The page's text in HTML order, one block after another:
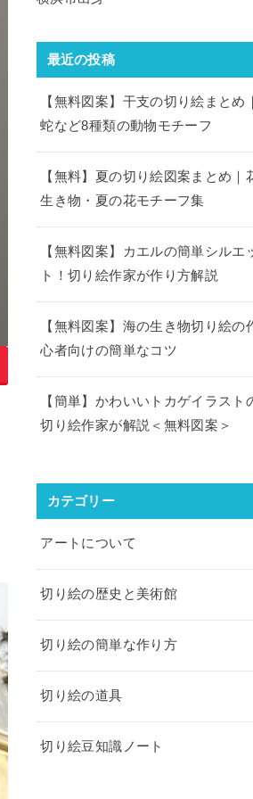
最近の投稿
【無料図案】干支の切り絵まとめ
蛇など8種類の動物モチーフ
【無料】夏の切り絵図案まとめ｜
生き物・夏の花モチーフ集
【無料図案】カエルの簡単シルエ
ト！切り絵作家が作り方解説
【無料図案】海の生き物切り絵の
心者向けの簡単なコツ
【簡単】かわいいトカゲイラスト
切り絵作家が解説＜無料図案＞
カテゴリー
アートについて
切り絵の歴史と美術館
切り絵の簡単な作り方
切り絵の道具
切り絵豆知識ノート